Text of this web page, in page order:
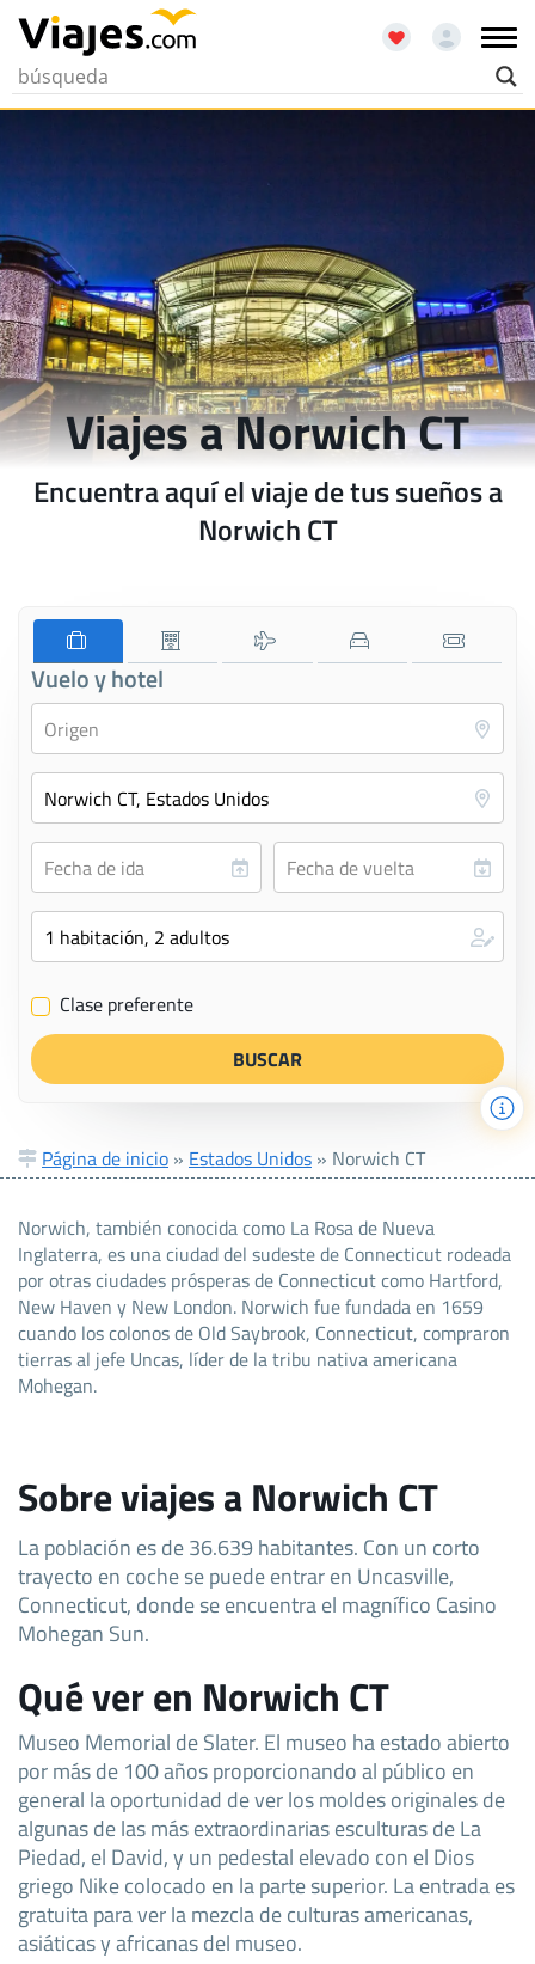
Viajes a Norwich CT
Encuentra aquí el viaje de tus sueños a
Norwich CT
Vuelo y hotel
✔ Clase preferente
Página de inicio » Estados Unidos » Norwich CT
Norwich, también conocida como La Rosa de Nueva
Inglaterra, es una ciudad del sudeste de Connecticut rodeada
por otras ciudades prósperas de Connecticut como Hartford,
New Haven y New London. Norwich fue fundada en 1659
cuando los colonos de Old Saybrook, Connecticut, compraron
tierras al jefe Uncas, líder de la tribu nativa americana
Mohegan.
Sobre viajes a Norwich CT
La población es de 36.639 habitantes. Con un corto
trayecto en coche se puede entrar en Uncasville,
Connecticut, donde se encuentra el magnífico Casino
Mohegan Sun.
Qué ver en Norwich CT
Museo Memorial de Slater. El museo ha estado abierto
por más de 100 años proporcionando al público en
general la oportunidad de ver los moldes originales de
algunas de las más extraordinarias esculturas de La
Piedad, el David, y un pedestal elevado con el Dios
griego Nike colocado en la parte superior. La entrada es
gratuita para ver la mezcla de culturas americanas,
asiáticas y africanas del museo.